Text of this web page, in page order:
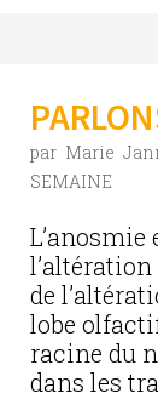
par Marie
SEMAINE
l’altération
de
lobe
racine du
dans les